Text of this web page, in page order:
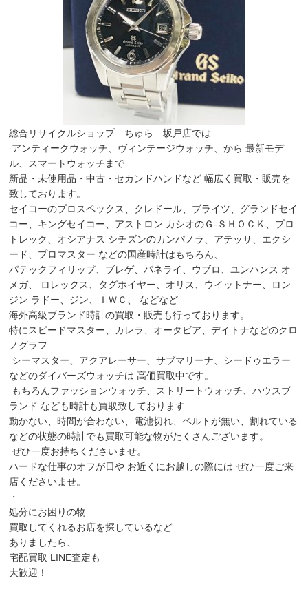
総合リサイクルショップ ちゅら 坂戸店では
アンティークウォッチ、ヴィンテージウォッチ、から 最新モデ
ル、スマートウォッチまで
新品・未使用品・中古・セカンドハンドなど 幅広く買取・販売を
致しております。
セイコーのプロスペックス、クレドール、ブライツ、グランドセイ
コー、キングセイコー、アストロン カシオのＧ-ＳＨＯＣＫ、プロ
トレック、オシアナス シチズンのカンパノラ、アテッサ、エクシ
ード、プロマスター などの国産時計はもちろん、
パテックフィリップ、ブレゲ、パネライ、ウブロ、ユンハンス オ
メガ、 ロレックス、タグホイヤー、オリス、ウイットナー、ロン
ジン ラドー、ジン、ＩＷＣ、 などなど
海外高級ブランド時計の買取・販売も行っております。
特にスピードマスター、カレラ、オータビア、デイトナなどのクロ
ノグラフ
シーマスター、アクアレーサー、サブマリーナ、シードゥエラー
などのダイバーズウォッチは 高価買取中です。
もちろんファッションウォッチ、ストリートウォッチ、ハウスブ
ランド なども時計も買取致しております
動かない、時間が合わない、電池切れ、ベルトが無い、割れている
などの状態の時計でも買取可能な物がたくさんございます。
ぜひ一度お持ちくださいませ。
ハードな仕事のオフが日や お近くにお越しの際には ぜひ一度ご来
店くださいませ。
・
処分にお困りの物
買取してくれるお店を探しているなど
ありましたら、
宅配買取 LINE査定も
大歓迎！